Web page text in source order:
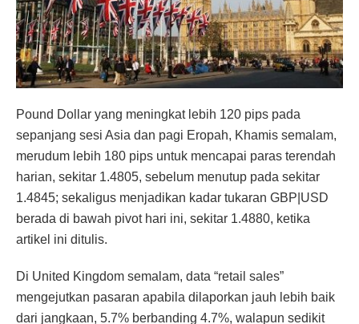
Pound Dollar yang meningkat lebih 120 pips pada
sepanjang sesi Asia dan pagi Eropah, Khamis semalam,
merudum lebih 180 pips untuk mencapai paras terendah
harian, sekitar 1.4805, sebelum menutup pada sekitar
1.4845; sekaligus menjadikan kadar tukaran GBP|USD
berada di bawah pivot hari ini, sekitar 1.4880, ketika
artikel ini ditulis.
Di United Kingdom semalam, data “retail sales”
mengejutkan pasaran apabila dilaporkan jauh lebih baik
dari jangkaan, 5.7% berbanding 4.7%, walapun sedikit